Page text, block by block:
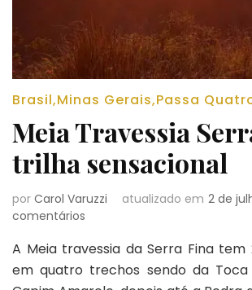
Brasil,Minas Gerais,Passa
Meia Travessia
trilha sensacional
por Carol Varuzzi atualizado em 2 de
comentários
Travessia
Serra
Fina
A Meia travessia da Serra Fina tem
em quatro trechos sendo da